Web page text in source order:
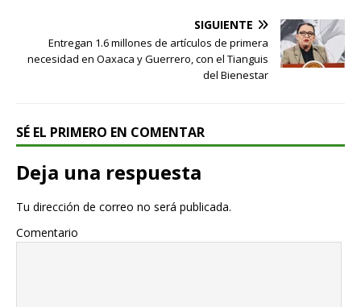
SIGUIENTE
Entregan 1.6 millones de artículos de primera
necesidad en Oaxaca y Guerrero, con el Tianguis
del Bienestar
SÉ EL PRIMERO EN COMENTAR
Deja una respuesta
Tu dirección de correo no será publicada.
Comentario